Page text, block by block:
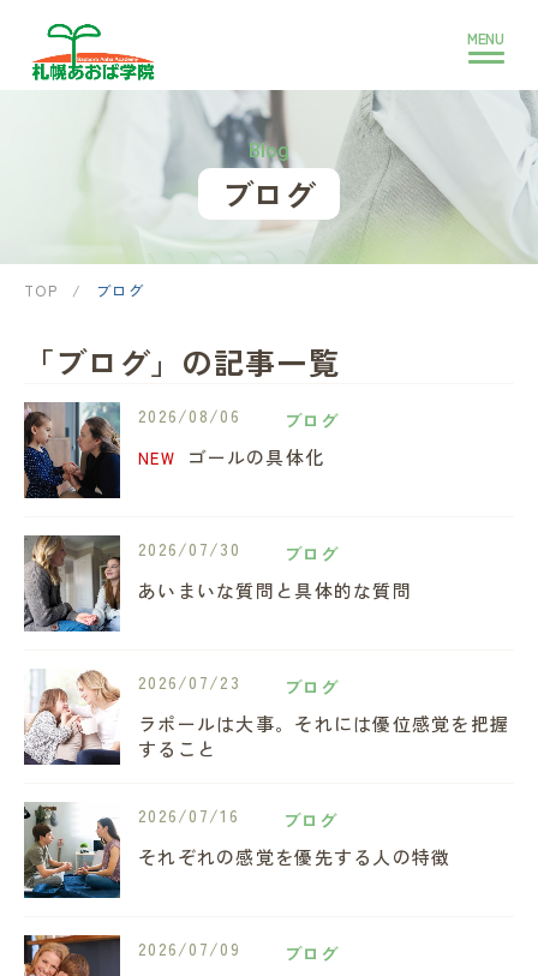
Blog
ブログ
TOP / ブログ
「ブログ」の記事一覧
2026/08/06 ブログ
NEW ゴールの具体化
2026/07/30 ブログ
あいまいな質問と具体的な質問
2026/07/23 ブログ
ラポールは大事。それには優位感覚を把握
すること
2026/07/16 ブログ
それぞれの感覚を優先する人の特徴
2026/07/09 ブログ